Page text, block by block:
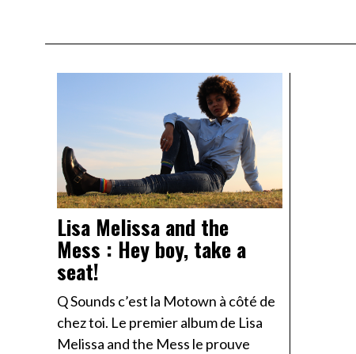
Lisa Melissa and the
Mess : Hey boy, take a
seat!
Q Sounds c’est la Motown à côté de
chez toi. Le premier album de Lisa
Melissa and the Mess le prouve